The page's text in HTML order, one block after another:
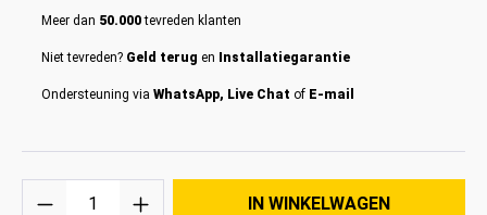
Meer dan 50.000tevreden klanten
Niet tevreden? Geld terug en Installatiegarantie
Ondersteuning via WhatsApp, Live Chat of E-mail
IN WINKELWAGEN